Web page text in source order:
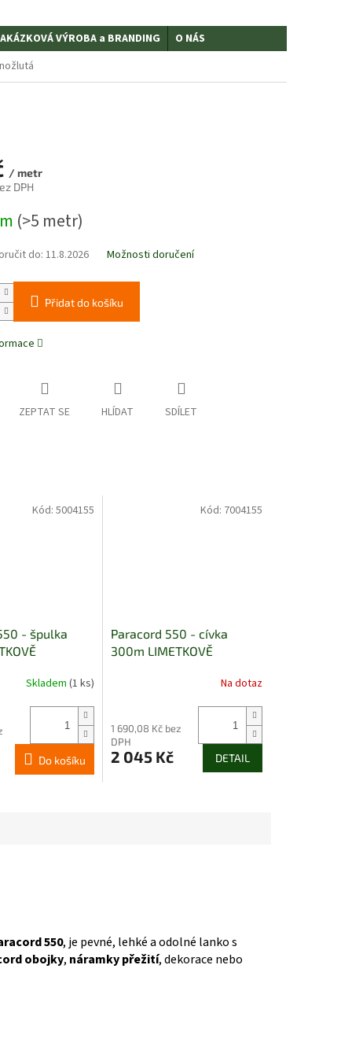
VÝROBA a BRANDING
O NÁS
/ metr
DPH
(>5 metr)
do: 11.8.2026 Možnosti doručení
Přidat do košíku
ZEPTAT SE HLÍDAT SDÍLET
- špulka
Skladem (1 ks)
Do košíku
Kód: 5004155
Paracord 550 - cívka
300m LIMETKOVĚ
Na dotaz
1 690,08 Kč bez
DPH
2 045 Kč DETAIL
Kód: 7004155
550, je pevné, lehké a odolné lanko s
obojky, náramky přežití, dekorace nebo